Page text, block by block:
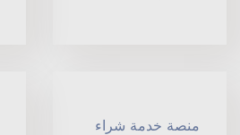
منصة خدمة شراء